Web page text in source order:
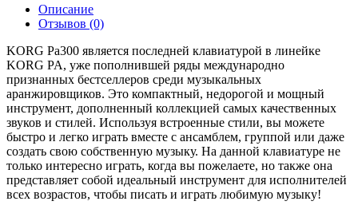
Описание
Отзывов (0)
KORG Pa300 является последней клавиатурой в линейке
KORG PA, уже пополнившей ряды международно
признанных бестселлеров среди музыкальных
аранжировщиков. Это компактный, недорогой и мощный
инструмент, дополненный коллекцией самых качественных
звуков и стилей. Используя встроенные стили, вы можете
быстро и легко играть вместе с ансамблем, группой или даже
создать свою собственную музыку. На данной клавиатуре не
только интересно играть, когда вы пожелаете, но также она
представляет собой идеальный инструмент для исполнителей
всех возрастов, чтобы писать и играть любимую музыку!